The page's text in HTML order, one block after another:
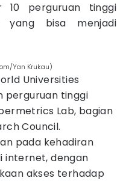
10 perguruan tinggi
bisa menjadi
Yan Krukau)
Universities
perguruan tinggi
Lab, bagian
Council.
pada kehadiran
internet, dengan
akses terhadap